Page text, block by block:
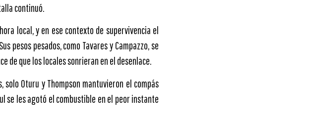
continuó.
local, y en ese contexto de supervivencia el
pesos pesados, como Tavares y Campazzo, se
de que los locales sonrieran en el desenlace.
Oturu y Thompson mantuvieron el compás
se les agotó el combustible en el peor instante